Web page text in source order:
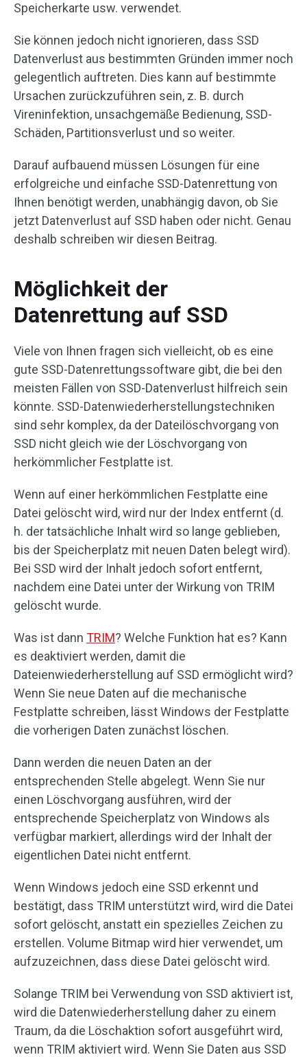
Speicherkarte usw. verwendet.
Sie können jedoch nicht ignorieren, dass SSD
Datenverlust aus bestimmten Gründen immer noch
gelegentlich auftreten. Dies kann auf bestimmte
Ursachen zurückzuführen sein, z. B. durch
Vireninfektion, unsachgemäße Bedienung, SSD-
Schäden, Partitionsverlust und so weiter.
Darauf aufbauend müssen Lösungen für eine
erfolgreiche und einfache SSD-Datenrettung von
Ihnen benötigt werden, unabhängig davon, ob Sie
jetzt Datenverlust auf SSD haben oder nicht. Genau
deshalb schreiben wir diesen Beitrag.
Möglichkeit der
Datenrettung auf SSD
Viele von Ihnen fragen sich vielleicht, ob es eine
gute SSD-Datenrettungssoftware gibt, die bei den
meisten Fällen von SSD-Datenverlust hilfreich sein
könnte. SSD-Datenwiederherstellungstechniken
sind sehr komplex, da der Dateilöschvorgang von
SSD nicht gleich wie der Löschvorgang von
herkömmlicher Festplatte ist.
Wenn auf einer herkömmlichen Festplatte eine
Datei gelöscht wird, wird nur der Index entfernt (d.
h. der tatsächliche Inhalt wird so lange geblieben,
bis der Speicherplatz mit neuen Daten belegt wird).
Bei SSD wird der Inhalt jedoch sofort entfernt,
nachdem eine Datei unter der Wirkung von TRIM
gelöscht wurde.
Was ist dann TRIM? Welche Funktion hat es? Kann
es deaktiviert werden, damit die
Dateienwiederherstellung auf SSD ermöglicht wird?
Wenn Sie neue Daten auf die mechanische
Festplatte schreiben, lässt Windows der Festplatte
die vorherigen Daten zunächst löschen.
Dann werden die neuen Daten an der
entsprechenden Stelle abgelegt. Wenn Sie nur
einen Löschvorgang ausführen, wird der
entsprechende Speicherplatz von Windows als
verfügbar markiert, allerdings wird der Inhalt der
eigentlichen Datei nicht entfernt.
Wenn Windows jedoch eine SSD erkennt und
bestätigt, dass TRIM unterstützt wird, wird die Datei
sofort gelöscht, anstatt ein spezielles Zeichen zu
erstellen. Volume Bitmap wird hier verwendet, um
aufzuzeichnen, dass diese Datei gelöscht wird.
Solange TRIM bei Verwendung von SSD aktiviert ist,
wird die Datenwiederherstellung daher zu einem
Traum, da die Löschaktion sofort ausgeführt wird,
wenn TRIM aktiviert wird. Wenn Sie Daten aus SSD